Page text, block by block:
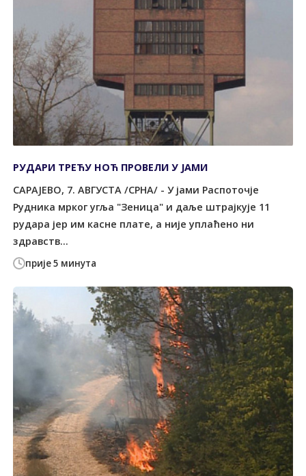
прије 5 минута
РУДАРИ ТРЕЋУ НОЋ ПРОВЕЛИ У ЈАМИ
САРАЈЕВО, 7. АВГУСТА /СРНА/ - У јами Распоточје
Рудника мрког угља "Зеница" и даље штрајкује 11
рудара јер им касне плате, а није уплаћено ни
здравств...